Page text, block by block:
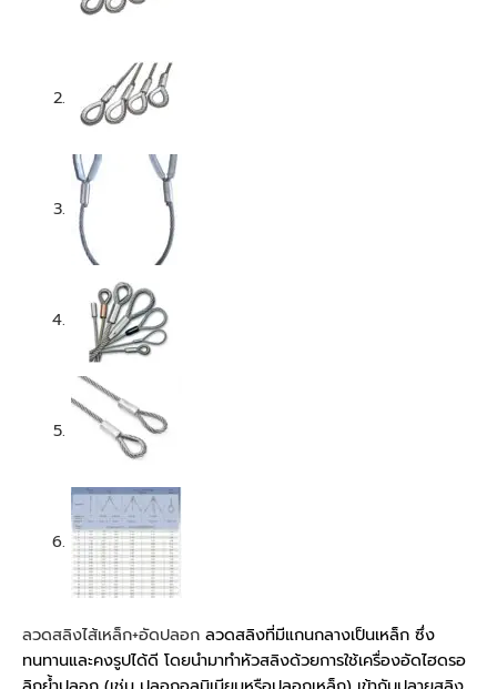
ลวดสลิงไส้เหล็ก+อัดปลอก ลวดสลิงที่มีแกนกลางเป็นเหล็ก ซึ่ง
ทนทานและคงรูปได้ดี โดยนำมาทำหัวสลิงด้วยการใช้เครื่องอัดไฮดรอ